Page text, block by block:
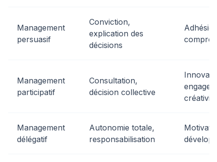
Management
persuasif
Conviction,
explication des
décisions
Management
participatif
Consultation,
décision collective
créativité
Management
délégatif
Autonomie totale,
responsabilisation